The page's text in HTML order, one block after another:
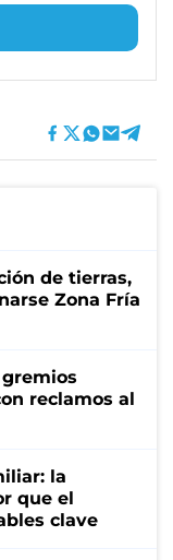
de tierras,
Zona Fría
reclamos al
la
que el
clave